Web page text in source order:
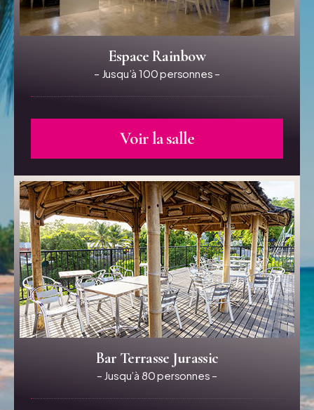
Espace Rainbow
– Jusqu’à 100 personnes –
Voir la salle
Bar Terrasse Jurassic
– Jusqu’à 80 personnes –